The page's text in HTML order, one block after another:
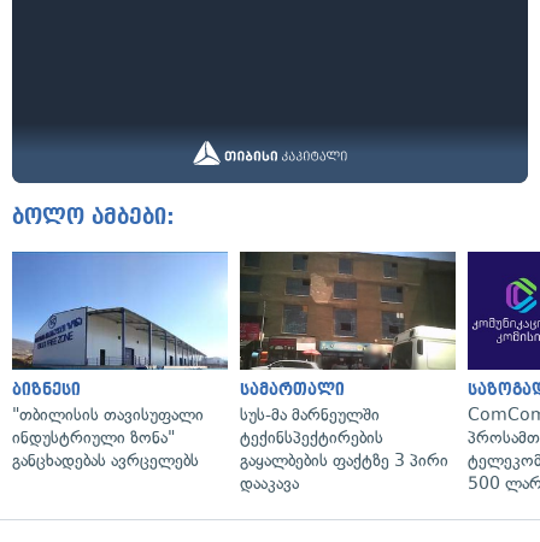
ბოლო ამბები:
ბიზნესი
"თბილისის თავისუფალი
ინდუსტრიული ზონა"
განცხადებას ავრცელებს
სამართალი
სუს-მა მარნეულში
ტექინსპექტირების
გაყალბების ფაქტზე 3 პირი
დააკავა
500